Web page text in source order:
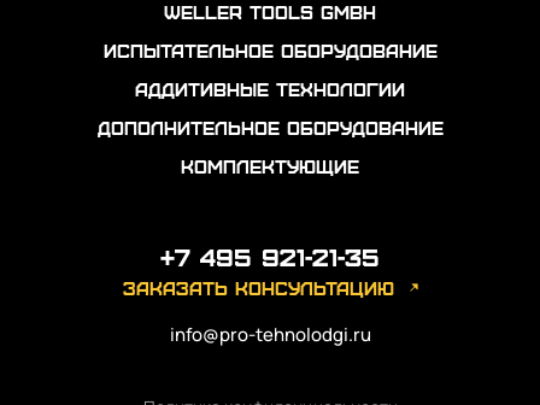
Weller Tools GmbH
Испытательное оборудование
Аддитивные технологии
Дополнительное оборудование
Комплектующие
+7 495 921-21-35
заказать консультацию
info@pro-tehnolodgi.ru